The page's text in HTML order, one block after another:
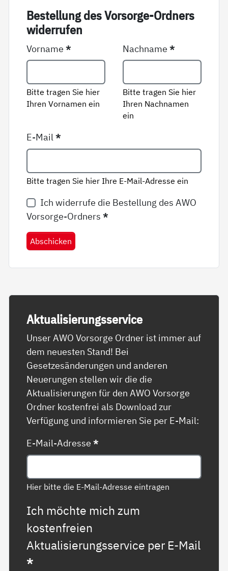
Be­stel­lung des Vor­sor­ge-Ord­ners
wi­der­ru­fen
Vorname*
Bitte tragen Sie hier
Ihren Vornamen ein
Nachname*
Bitte tragen Sie hier
Ihren Nachnamen
ein
E-Mail*
Bitte tragen Sie hier Ihre E-Mail-Adresse ein
Ich widerrufe die Bestellung des AWO
Vorsorge-Ordners*
Abschicken
Ak­tua­li­sie­rungs­ser­vice
Unser AWO Vorsorge Ordner ist immer auf
dem neuesten Stand! Bei
Gesetzesänderungen und anderen
Neuerungen stellen wir die die
Aktualisierungen für den AWO Vorsorge
Ordner kostenfrei als Download zur
Verfügung und informieren Sie per E-Mail:
E-Mail-Adresse*
Hier bitte die E-Mail-Adresse eintragen
Ich möchte mich zum
kostenfreien
Aktualisierungsservice per E-Mail
*